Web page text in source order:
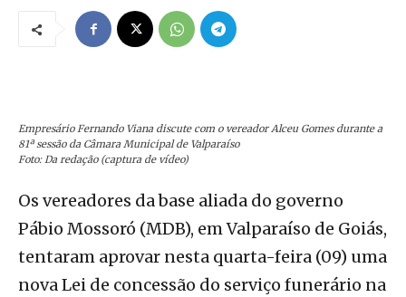
Empresário Fernando Viana discute com o vereador Alceu Gomes durante a
81ª sessão da Câmara Municipal de Valparaíso
Foto: Da redação (captura de vídeo)
Os vereadores da base aliada do governo
Pábio Mossoró (MDB), em Valparaíso de Goiás,
tentaram aprovar nesta quarta-feira (09) uma
nova Lei de concessão do serviço funerário na